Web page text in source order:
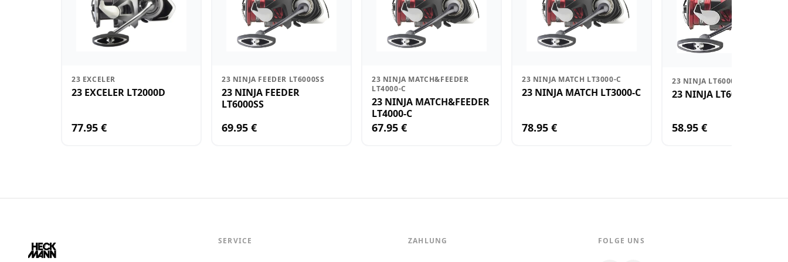
23 EXCELER
23 EXCELER LT2000D
77.95 €
23 NINJA FEEDER LT6000SS
23 NINJA FEEDER
LT6000SS
69.95 €
23 NINJA MATCH&FEEDER
LT4000-C
23 NINJA MATCH&FEEDER
LT4000-C
67.95 €
23 NINJA MATCH LT3000-C
23 NINJA MATCH LT3000-C
78.95 €
23 NINJA LT6000
23 NINJA LT6000
58.95 €
SERVICE ZAHLUNG FOLGE UNS